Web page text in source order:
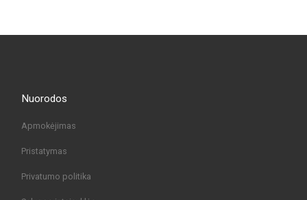
Nuorodos
Apmokėjimas
Pristatymas
Privatumo politika